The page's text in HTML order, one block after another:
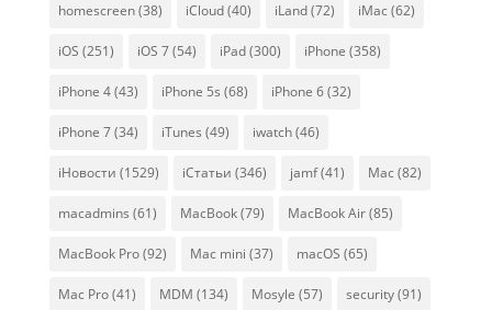
homescreen(38) iCloud(40) iLand(72) iMac (62)
iOS (251) iOS 7(54) iPad(300) iPhone (358)
iPhone 4(43) iPhone 5s (68) iPhone 6(32)
iPhone 7(34) iTunes (49) iwatch(46)
iНовости (1529) iСтатьи (346) jamf(41) Mac (82)
macadmins (61) MacBook(79) MacBook Air(85)
MacBook Pro(92) Mac mini (37) macOS (65)
Mac Pro(41) MDM (134) Mosyle (57) security(91)